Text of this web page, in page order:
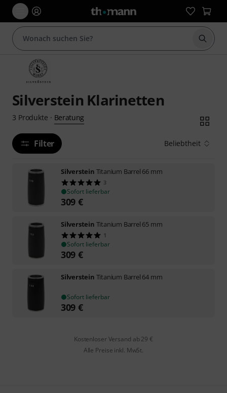
Suche
Silverstein Klarinetten
3 Produkte · Beratung
Filter Beliebtheit
Silverstein Titanium Barrel 66 mm
3
Sofort lieferbar
309 €
Silverstein Titanium Barrel 65 mm
1
Sofort lieferbar
309 €
Silverstein Titanium Barrel 64 mm
Sofort lieferbar
309 €
Kostenloser Versand ab 29 €
Alle Preise inkl. MwSt.